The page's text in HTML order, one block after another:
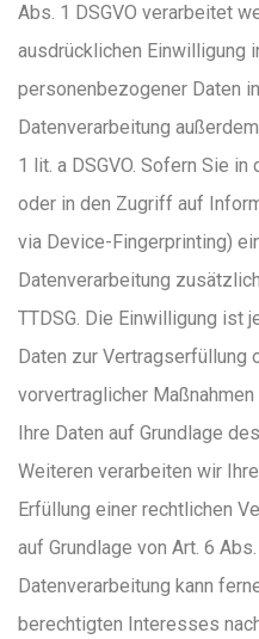
Abs. 1 DSGVO verarbeitet
ausdrücklichen Einwilligung
personenbezogener Daten
Datenverarbeitung
1 lit. a DSGVO. Sofern Sie
oder in den Zugriff auf
via Device-Fingerprinting)
Datenverarbeitung
TTDSG. Die Einwilligung ist
Daten zur Vertragserfüllung
vorvertraglicher
Ihre Daten auf Grundlage
Weiteren verarbeiten wir
Erfüllung einer rechtlichen
auf Grundlage von Art. 6
Datenverarbeitung kann
berechtigten Interesses